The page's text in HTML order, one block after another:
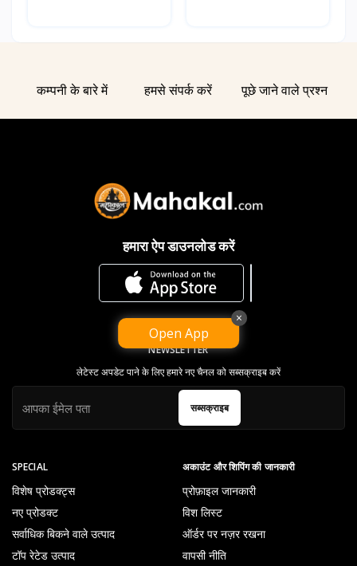
कम्पनी के बारे में हमसे संपर्क करें पूछे जाने वाले प्रश्न
हमारा ऐप डाउनलोड करें
SPECIAL
विशेष प्रोडक्ट्स
नए प्रोडक्ट
सर्वाधिक बिकने वाले उत्पाद
टॉप रेटेड उत्पाद
अकाउंट और शिपिंग की जानकारी
प्रोफ़ाइल जानकारी
विश लिस्ट
ऑर्डर पर नज़र रखना
वापसी नीति
NEWSLETTER
लेटेस्ट अपडेट पाने के लिए हमारे नए चैनल को सब्सक्राइब करें
सब्सक्राइब
Open App
×